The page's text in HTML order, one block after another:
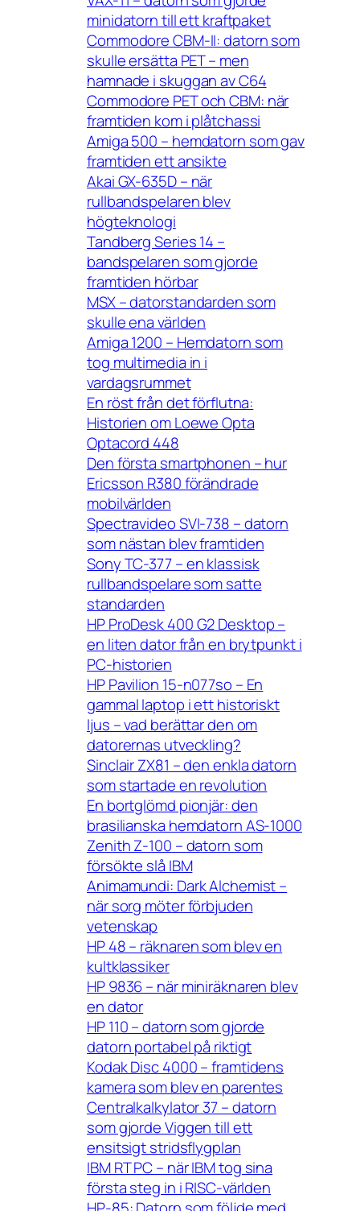
minidatorn till ett kraftpaket
Commodore CBM-II: datorn som
skulle ersätta PET – men
hamnade i skuggan av C64
Commodore PET och CBM: när
framtiden kom i plåtchassi
Amiga 500 – hemdatorn som gav
framtiden ett ansikte
Akai GX-635D – när
rullbandspelaren blev
högteknologi
Tandberg Series 14 –
bandspelaren som gjorde
framtiden hörbar
MSX – datorstandarden som
skulle ena världen
Amiga 1200 – Hemdatorn som
tog multimedia in i
vardagsrummet
En röst från det förflutna:
Historien om Loewe Opta
Optacord 448
Den första smartphonen – hur
Ericsson R380 förändrade
mobilvärlden
Spectravideo SVI-738 – datorn
som nästan blev framtiden
Sony TC-377 – en klassisk
rullbandspelare som satte
standarden
HP ProDesk 400 G2 Desktop –
en liten dator från en brytpunkt i
PC-historien
HP Pavilion 15-n077so – En
gammal laptop i ett historiskt
ljus – vad berättar den om
datorernas utveckling?
Sinclair ZX81 – den enkla datorn
som startade en revolution
En bortglömd pionjär: den
brasilianska hemdatorn AS-1000
Zenith Z-100 – datorn som
försökte slå IBM
Animamundi: Dark Alchemist –
när sorg möter förbjuden
vetenskap
HP 48 – räknaren som blev en
kultklassiker
HP 9836 – när miniräknaren blev
en dator
HP 110 – datorn som gjorde
datorn portabel på riktigt
Kodak Disc 4000 – framtidens
kamera som blev en parentes
Centralkalkylator 37 – datorn
som gjorde Viggen till ett
ensitsigt stridsflygplan
IBM RT PC – när IBM tog sina
första steg in i RISC-världen